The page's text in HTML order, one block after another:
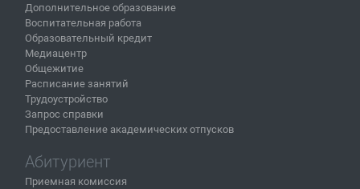
Дополнительное образование
Воспитательная работа
Образовательный кредит
Медиацентр
Общежитие
Расписание занятий
Трудоустройство
Запрос справки
Предоставление академических отпусков
Абитуриент
Приемная комиссия